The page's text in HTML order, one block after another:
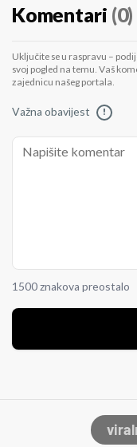
Komentari (0)
Uključite se u raspravu –
svoj pogled na temu. Vaš
zajednicu našeg portala.
Važna obavijest !
1500 znakova preostalo